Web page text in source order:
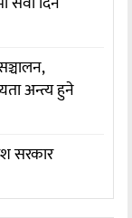
अन्त्य हुने
सरकार